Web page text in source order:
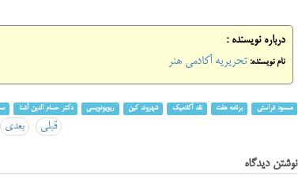
درباره نویسنده :
نام نویسنده: تحریریه آکادمی هنر
مسعود فراستی برنامه هفت نقد آکادمیک شهروند کین ریویونویسی دکتر حسام الدین آشنا
قبلی بعدی
نوشتن دیدگاه